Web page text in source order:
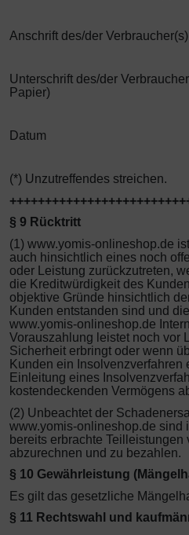
Anschrift des/der Verbraucher(s)
Unterschrift des/der
Papier)
Datum
(*) Unzutreffendes streichen.
§ 9 Rücktritt
(1) www.yomis-onlineshop.de
auch hinsichtlich eines noch
oder Leistung zurückzutreten,
die Kreditwürdigkeit des
objektive Gründe hinsichtlich
Kunden entstanden sind und
www.yomis-onlineshop.de
Vorauszahlung leistet noch vor
Sicherheit erbringt oder wenn
Kunden ein Insolvenzverfahren
Einleitung eines
kostendeckenden Vermögens
(2) Unbeachtet der
www.yomis-onlineshop.de sind
bereits erbrachte Teilleistungen
abzurechnen und zu bezahlen.
§ 10 Gewährleistung (
Es gilt das gesetzliche
§ 11 Rechtswahl und